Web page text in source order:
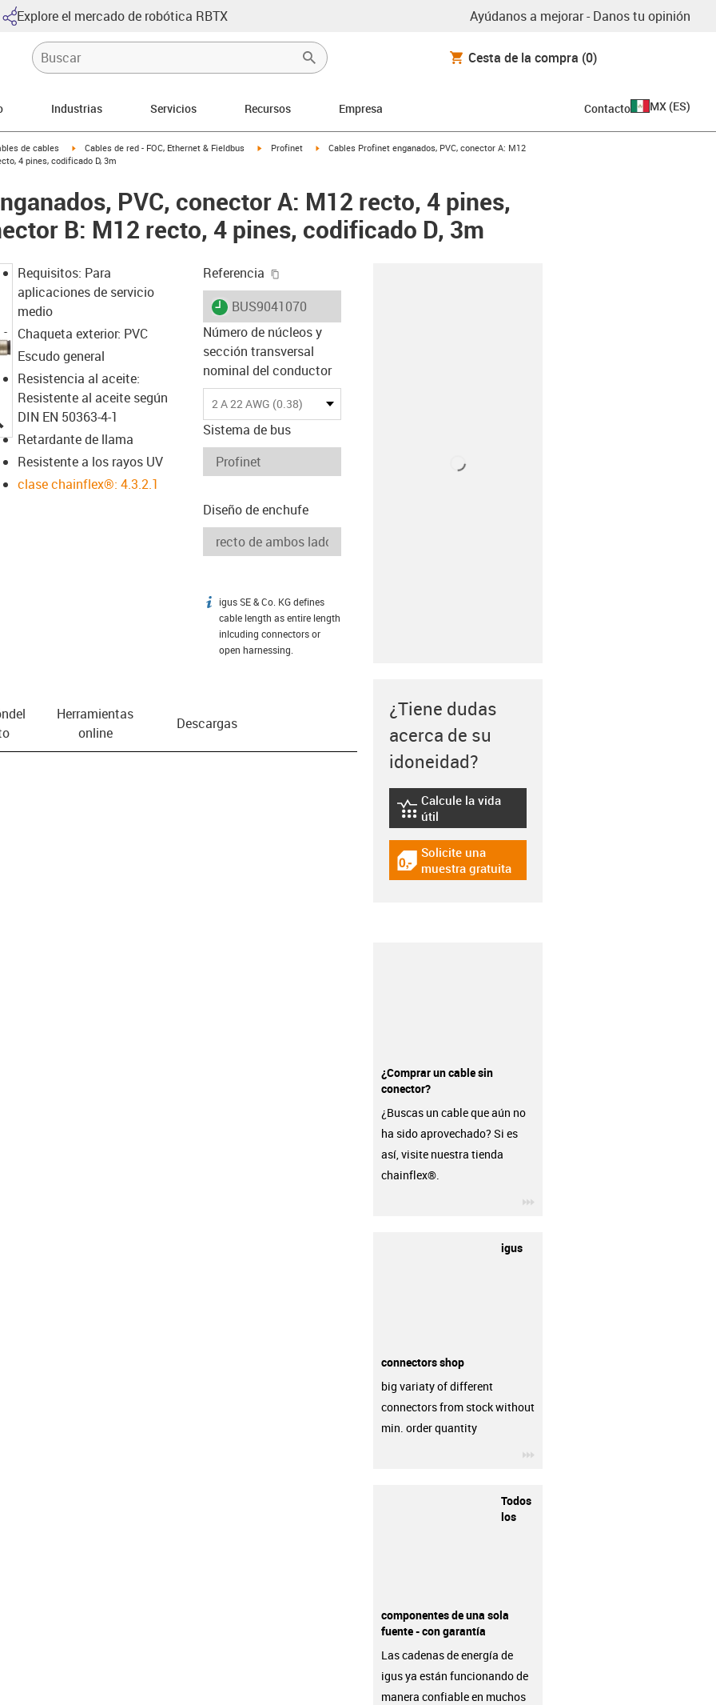
Explore el mercado de robótica RBTX Ayúdanos a mejorar - Danos tu opinión
Cesta de la compra (0)
Industrias Servicios Recursos Empresa Contacto MX (ES)
right
de cables igus-icon-arrow-right
Cables de red - FOC, Ethernet & Fieldbus igus-icon-arrow-right
Profinet igus-icon-arrow-right
Cables Profinet enganados, PVC, conector A: M12
4 pines, codificado D, 3m
PVC, conector A: M12 recto, 4 pines,
B: M12 recto, 4 pines, codificado D, 3m
igus-icon-lupe
Requisitos: Para
aplicaciones de servicio
medio
Chaqueta exterior: PVC
Escudo general
Resistencia al aceite:
Resistente al aceite según
DIN EN 50363-4-1
Retardante de llama
Resistente a los rayos UV
clase chainflex®: 4.3.2.1
Referencia
igus-icon-lieferzeit
BUS9041070
Número de núcleos y
sección transversal
nominal del conductor
2 A 22 AWG (0.38)
Sistema de bus
Diseño de enchufe
igus-icon-info
igus SE & Co. KG defines
cable length as entire length
inlcuding connectors or
open harnessing.
Herramientas
online
Descargas
¿Tiene dudas
acerca de su
idoneidad?
igus-icon-lebensdauerrechner
Calcule la vida
útil
igus-icon-gratismuster
Solicite una
muestra gratuita
¿Comprar un cable sin
conector?
¿Buscas un cable que aún no
ha sido aprovechado? Si es
así, visite nuestra tienda
chainflex®.
igus
connectors shop
big variaty of different
connectors from stock without
min. order quantity
Todos
los
componentes de una sola
fuente - con garantía
Las cadenas de energía de
igus ya están funcionando de
manera confiable en muchos